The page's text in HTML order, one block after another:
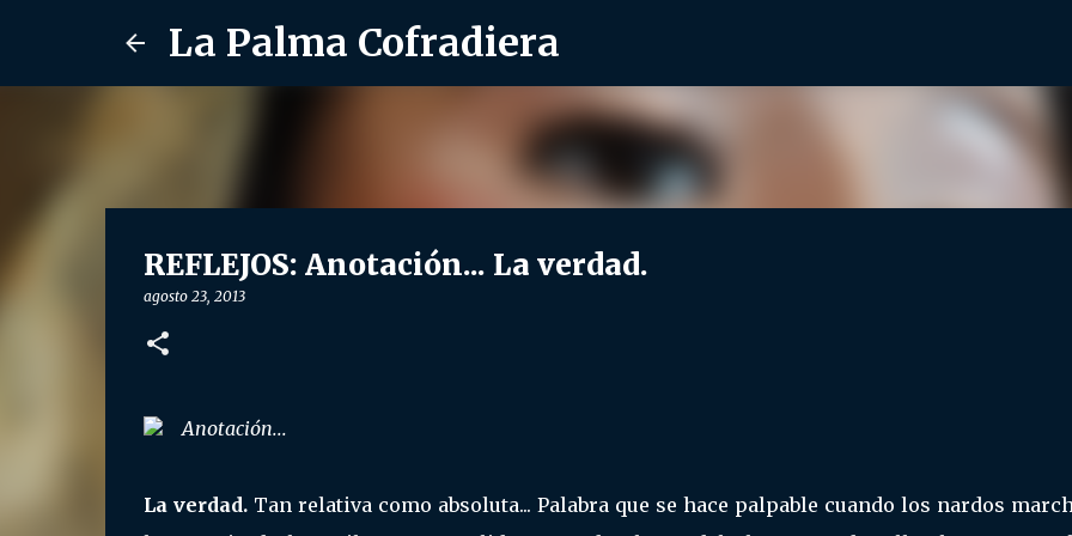
La Palma Cofradiera
REFLEJOS: Anotación... La verdad.
agosto 23, 2013
Anotación...
La verdad.Tan relativa como absoluta... Palabra que se hace palpable cuando los nardos